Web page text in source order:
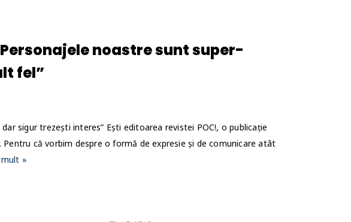
noastre sunt super-
fel”
sigur trezești interes” Ești editoarea revistei POC!, o publicație
că vorbim despre o formă de expresie și de comunicare atât
»